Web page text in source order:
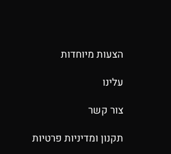
הצעות מיוחדות
עלינו
צור קשר
תקנון ומדיניות פרטיות